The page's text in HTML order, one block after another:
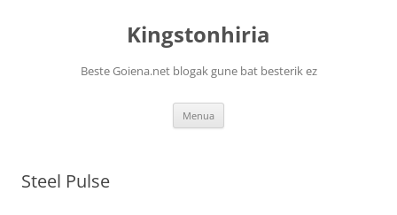
Kingstonhiria
Beste Goiena.net blogak gune bat besterik ez
Menua
Steel Pulse